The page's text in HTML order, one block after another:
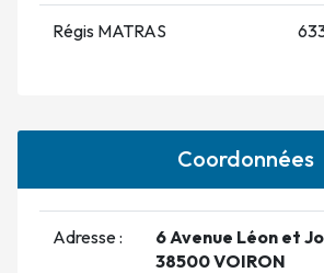
Régis MATRAS
Coordonnées
Adresse :
6 Avenue Léon et
38500 VOIRON